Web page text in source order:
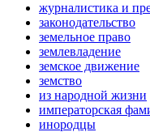
журналистика и
законодательство
земельное право
землевладение
земское движение
земство
из народной жизни
императорская
инородцы